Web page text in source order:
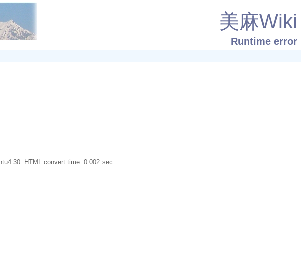
美麻Wiki
Runtime error
HTML convert time: 0.002 sec.